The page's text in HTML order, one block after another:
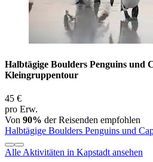
Halbtägige Boulders Penguins und
Kleingruppentour
45 €
pro Erw.
Von 90% der Reisenden empfohlen
Halbtägige Boulders Penguins und
Alle Aktivitäten in Kapstadt ansehen